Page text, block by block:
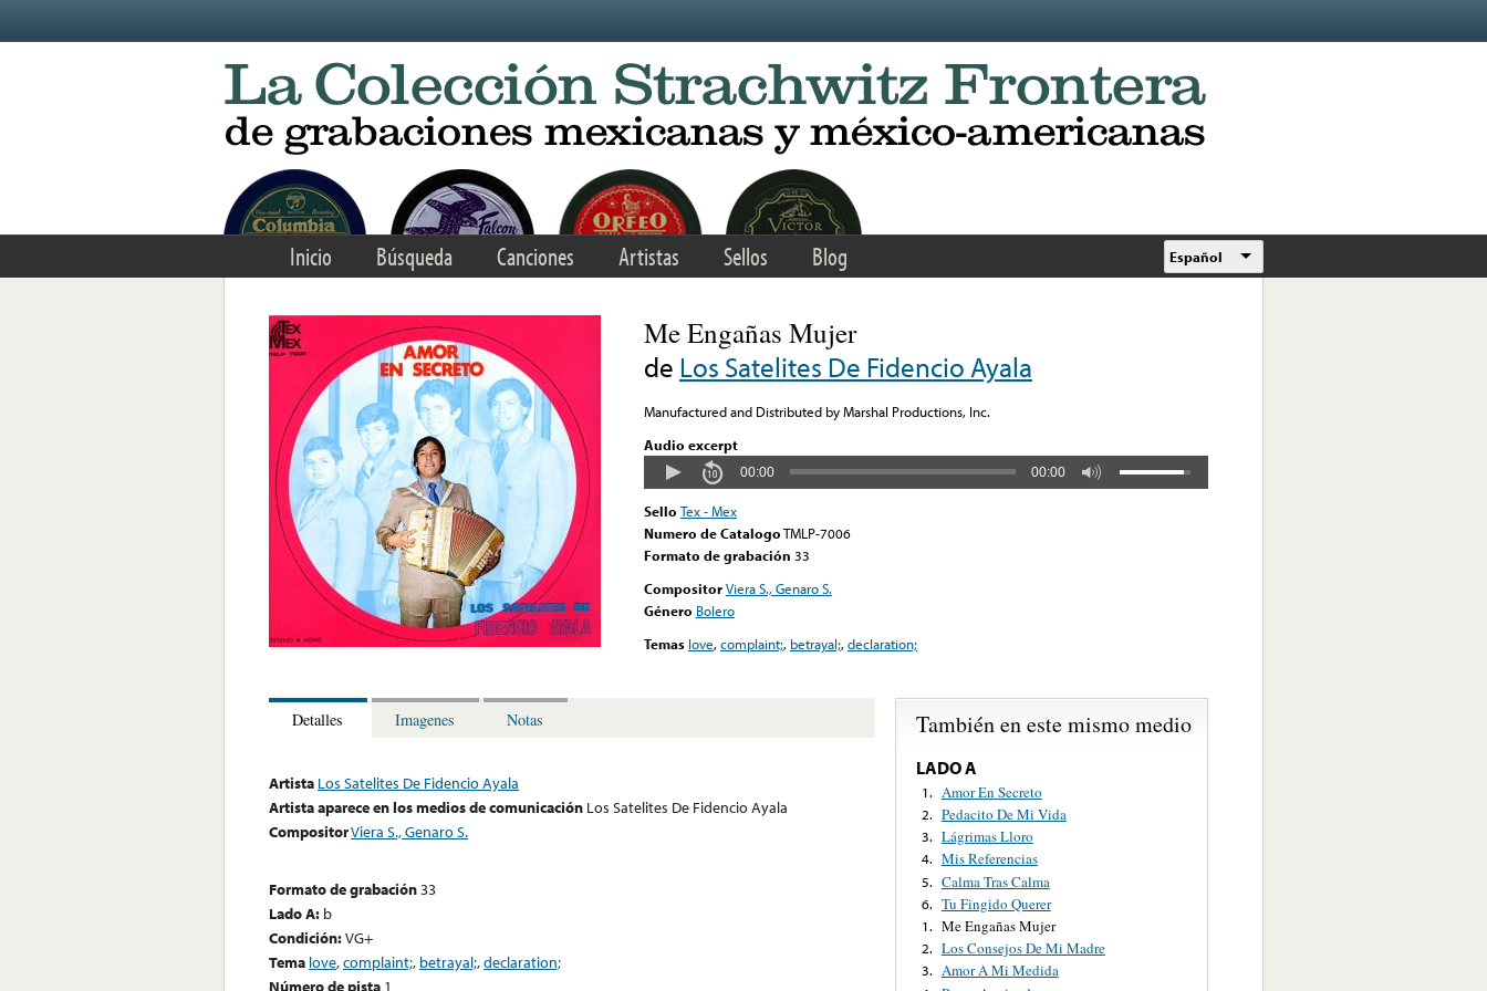
Inicio Búsqueda Canciones Artistas Sellos Blog Español
Me Engañas Mujer
de Los Satelites De Fidencio Ayala
Manufactured and Distributed by Marshal Productions, Inc.
Audio excerpt
00:00 00:00
Sello Tex - Mex
Numero de CatalogoTMLP-7006
Formato de grabación 33
CompositorViera S., Genaro S.
Género Bolero
Temas love,complaint;, betrayal;,declaration;
Detalles Imagenes Notas
Artista Los Satelites De Fidencio Ayala
Artista aparece en los medios de comunicación Los Satelites De Fidencio Ayala
CompositorViera S., Genaro S.
Formato de grabación33
Lado A: b
Condición:VG+
Tema love,complaint;, betrayal;,declaration;
Número de pista 1
También en este mismo medio
LADO A
1. Amor En Secreto
2. Pedacito De Mi Vida
3. Lágrimas Lloro
4. Mis Referencias
5. Calma Tras Calma
6. Tu Fingido Querer
1. Me Engañas Mujer
2. Los Consejos De Mi Madre
3. Amor A Mi Medida